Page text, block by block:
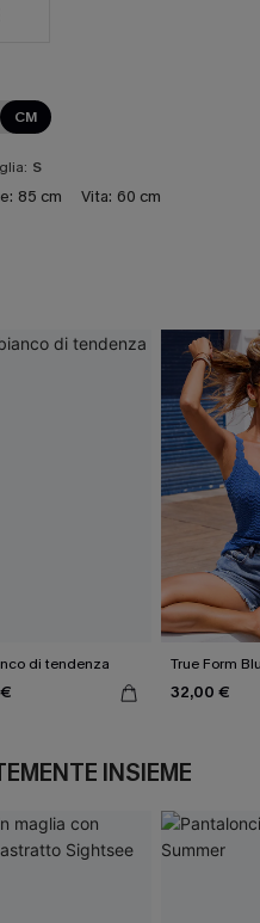
CM
S
85 cm Vita: 60 cm
di tendenza True Form
32,00 €
INSIEME